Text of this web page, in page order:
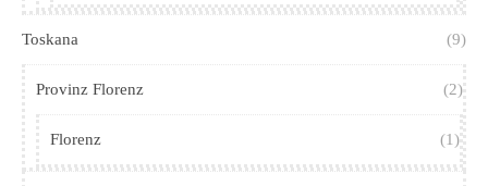
Toskana (9)
Provinz Florenz (2)
Florenz (1)